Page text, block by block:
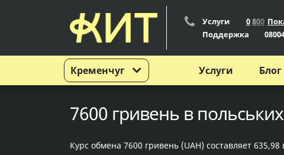
Кременчуг
Услуги 0800
Поддержка
Услуги Блог
7600 гривень в
Курс обмена 7600 гривень (UAH) составляет 635,98